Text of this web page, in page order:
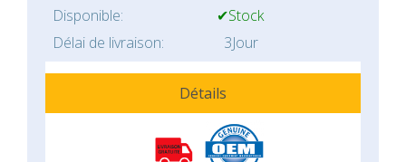
Disponible:
✔Stock
Délai de livraison:
3Jour
Détails